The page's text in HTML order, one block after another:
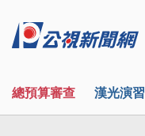
總預算審查 漢光演習